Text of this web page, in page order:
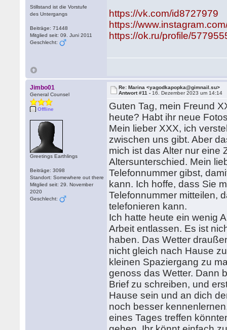
Stillstand ist die Vorstufe
des Untergangs
Beiträge: 71448
Mitglied seit: 09. Juni 2011
Geschlecht:
https://vk.com/id8727979
https://
https://ok.ru/profile/
Jimbo01
General Counsel
Offline
Greetings Earthlings
Beiträge: 3098
Standort: Somewhere out there
Mitglied seit: 29. November
2020
Geschlecht:
Re: Marina <yagodkapopka@gimnail.su>
Antwort #11 - 16. Dezember 2023 um 14:14
Guten Tag, mein Freund
heute? Habt ihr neue
Mein lieber XXX, ich
zwischen uns gibt. Aber
mich ist das Alter nur eine
Altersunterschied. Mein
Telefonnummer gibst,
kann. Ich hoffe, dass Sie
Telefonnummer mitteilen,
telefonieren kann.
Ich hatte heute ein wenig
Arbeit entlassen. Es ist
haben. Das Wetter
nicht gleich nach Hause
kleinen Spaziergang zu
genoss das Wetter. Dann
Brief zu schreiben, und
Hause sein und an dich
noch besser
eines Tages treffen